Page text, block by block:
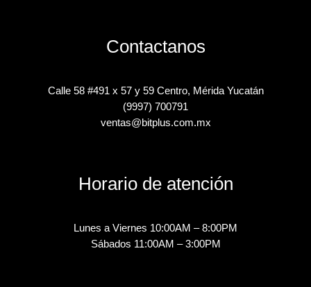
Contactanos
Calle 58 #491 x 57 y 59 Centro, Mérida Yucatán
(9997) 700791
ventas@bitplus.com.mx
Horario de atención
Lunes a Viernes 10:00AM – 8:00PM
Sábados 11:00AM – 3:00PM